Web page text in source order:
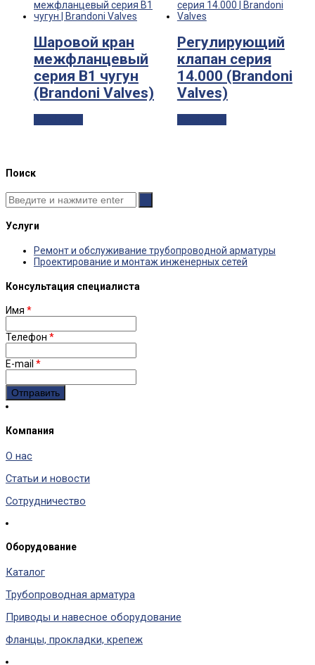
Шаровой кран
межфланцевый
серия B1 чугун
(Brandoni Valves)
Регулирующий
клапан серия
14.000 (Brandoni
Valves)
Поиск
Услуги
Ремонт и обслуживание трубопроводной арматуры
Проектирование и монтаж инженерных сетей
Консультация специалиста
Имя *
Телефон *
E-mail *
Компания
О нас
Статьи и новости
Сотрудничество
Оборудование
Каталог
Трубопроводная арматура
Приводы и навесное оборудование
Фланцы, прокладки, крепеж